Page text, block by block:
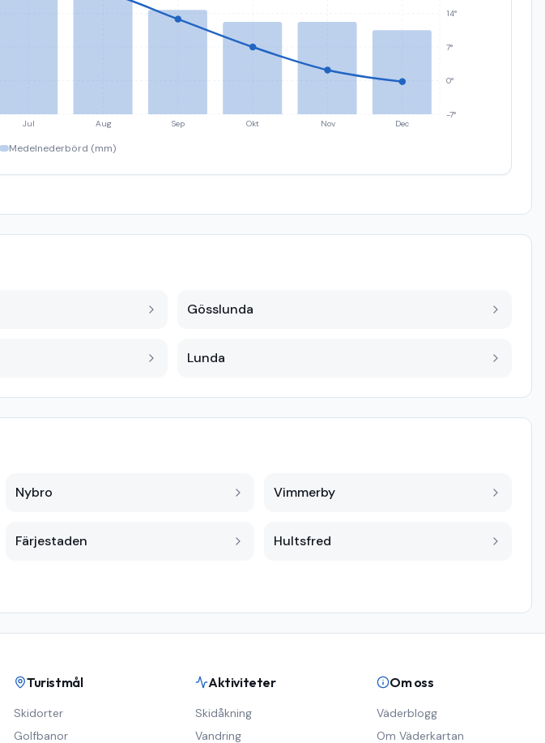
Jul Aug Sep Okt Nov Dec
-7°
0°
7°
14°
Medelnederbörd (mm)
Gösslunda
Lunda
Nybro Vimmerby
Färjestaden Hultsfred
Turistmål
Skidorter
Golfbanor
Aktiviteter
Skidåkning
Vandring
Om oss
Väderblogg
Om Väderkartan